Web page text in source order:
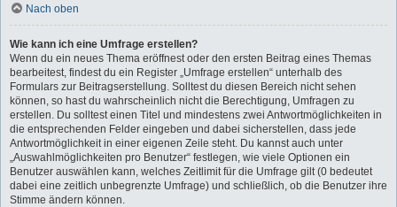
Nach oben
Wie kann ich eine Umfrage erstellen?
Wenn du ein neues Thema eröffnest oder den ersten Beitrag eines Themas
bearbeitest, findest du ein Register „Umfrage erstellen“ unterhalb des
Formulars zur Beitragserstellung. Solltest du diesen Bereich nicht sehen
können, so hast du wahrscheinlich nicht die Berechtigung, Umfragen zu
erstellen. Du solltest einen Titel und mindestens zwei Antwortmöglichkeiten in
die entsprechenden Felder eingeben und dabei sicherstellen, dass jede
Antwortmöglichkeit in einer eigenen Zeile steht. Du kannst auch unter
„Auswahlmöglichkeiten pro Benutzer“ festlegen, wie viele Optionen ein
Benutzer auswählen kann, welches Zeitlimit für die Umfrage gilt (0 bedeutet
dabei eine zeitlich unbegrenzte Umfrage) und schließlich, ob die Benutzer ihre
Stimme ändern können.